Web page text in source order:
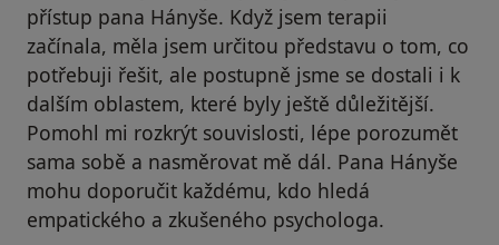
přístup pana Hányše. Když jsem terapii
začínala, měla jsem určitou představu o tom, co
potřebuji řešit, ale postupně jsme se dostali i k
dalším oblastem, které byly ještě důležitější.
Pomohl mi rozkrýt souvislosti, lépe porozumět
sama sobě a nasměrovat mě dál. Pana Hányše
mohu doporučit každému, kdo hledá
empatického a zkušeného psychologa.